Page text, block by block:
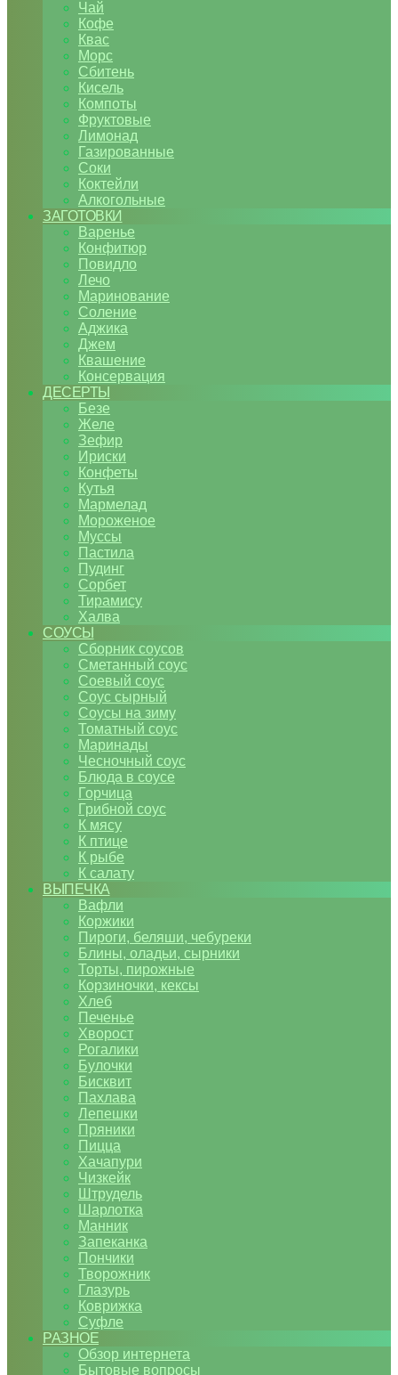
Чай
Кофе
Квас
Морс
Сбитень
Кисель
Компоты
Фруктовые
Лимонад
Газированные
Соки
Коктейли
Алкогольные
ЗАГОТОВКИ
Варенье
Конфитюр
Повидло
Лечо
Маринование
Соление
Аджика
Джем
Квашение
Консервация
ДЕСЕРТЫ
Безе
Желе
Зефир
Ириски
Конфеты
Кутья
Мармелад
Мороженое
Муссы
Пастила
Пудинг
Сорбет
Тирамису
Халва
СОУСЫ
Сборник соусов
Сметанный соус
Соевый соус
Соус сырный
Соусы на зиму
Томатный соус
Маринады
Чесночный соус
Блюда в соусе
Горчица
Грибной соус
К мясу
К птице
К рыбе
К салату
ВЫПЕЧКА
Вафли
Коржики
Пироги, беляши, чебуреки
Блины, оладьи, сырники
Торты, пирожные
Корзиночки, кексы
Хлеб
Печенье
Хворост
Рогалики
Булочки
Бисквит
Пахлава
Лепешки
Пряники
Пицца
Хачапури
Чизкейк
Штрудель
Шарлотка
Манник
Запеканка
Пончики
Творожник
Глазурь
Коврижка
Суфле
РАЗНОЕ
Обзор интернета
Бытовые вопросы